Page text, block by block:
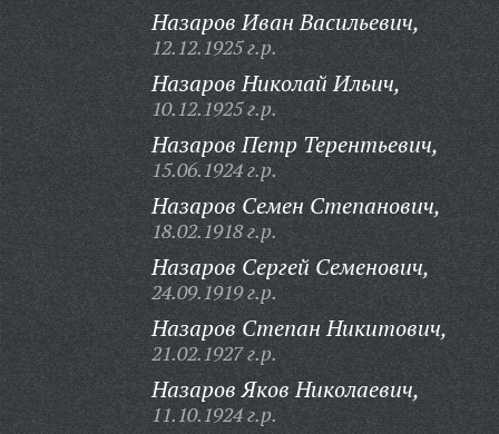
Назаров Иван Васильевич,
12.12.1925 г.р.
Назаров Николай Ильич,
10.12.1925 г.р.
Назаров Петр Терентьевич,
15.06.1924 г.р.
Назаров Семен Степанович,
18.02.1918 г.р.
Назаров Сергей Семенович,
24.09.1919 г.р.
Назаров Степан Никитович,
21.02.1927 г.р.
Назаров Яков Николаевич,
11.10.1924 г.р.